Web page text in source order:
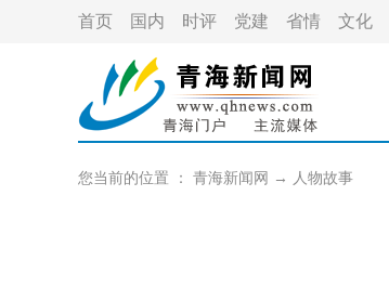
首页 国内 时评 党建 省情 文化
您当前的位置 ： 青海新闻网 → 人物故事